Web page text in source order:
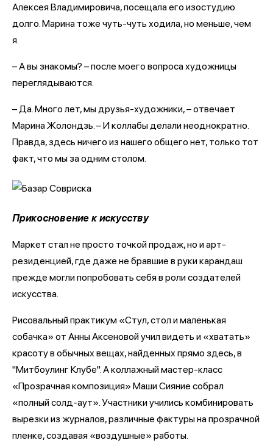
Алексея Владимировича, посещала его изостудию
долго. Марина тоже чуть-чуть ходила, но меньше, чем
я.
– А вы знакомы? – после моего вопроса художницы
переглядываются.
– Да. Много лет, мы друзья-художники, – отвечает
Марина Жолондзь. – И коллабы делали неоднократно.
Правда, здесь ничего из нашего общего нет, только тот
факт, что мы за одним столом.
Прикосновение к искусству
Маркет стал не просто точкой продаж, но и арт-
резиденцией, где даже не бравшие в руки карандаш
прежде могли попробовать себя в роли создателей
искусства.
Рисовальный практикум «Стул, стол и маленькая
собачка» от Анны Аксеновой учил видеть и «хватать»
красоту в обычных вещах, найденных прямо здесь, в
"Митбоулинг Клубе". А коллажный мастер-класс
«Прозрачная композиция» Маши Сияние собрал
«полный солд-аут». Участники учились комбинировать
вырезки из журналов, различные фактуры на прозрачной
пленке, создавая «воздушные» работы.